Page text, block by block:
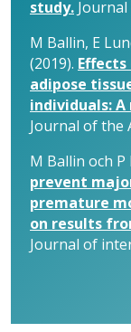
study.
M Ballin, E
(2019).
adipose
individuals:
Journal of the
M Ballin och
prevent
premature
on results
Journal of